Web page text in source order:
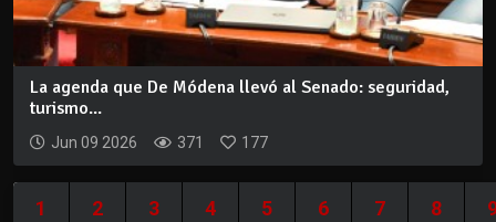
La agenda que De Módena llevó al Senado: seguridad,
turismo...
Jun 09 2026 371 177
1 2 3 4 5 6 7 8